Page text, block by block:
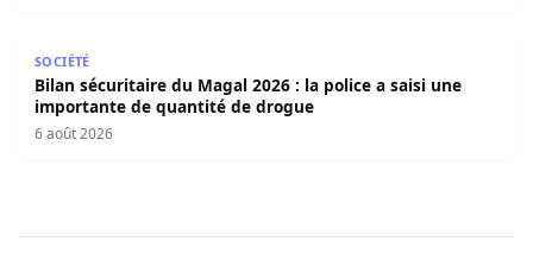
SOCIÉTÉ
Bilan sécuritaire du Magal 2026 : la police a saisi une
importante de quantité de drogue
6 août 2026